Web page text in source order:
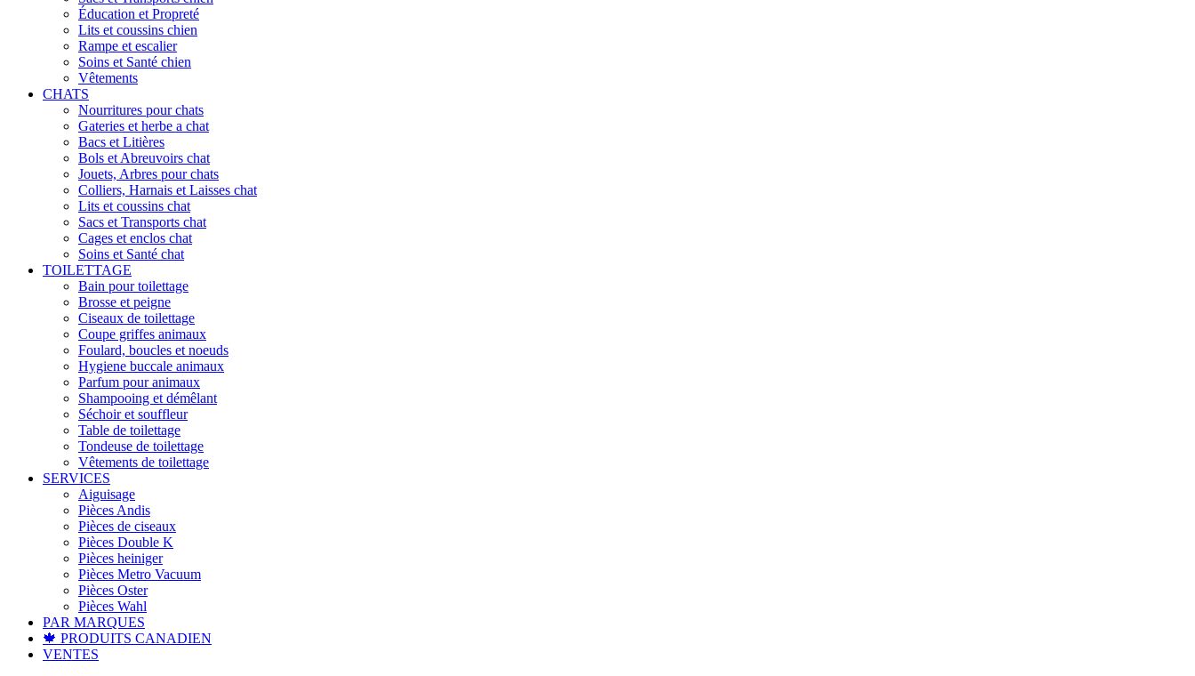
Éducation et Propreté
Lits et coussins chien
Rampe et escalier
Soins et Santé chien
Vêtements
CHATS
Nourritures pour chats
Gateries et herbe a chat
Bacs et Litières
Bols et Abreuvoirs chat
Jouets, Arbres pour chats
Colliers, Harnais et Laisses chat
Lits et coussins chat
Sacs et Transports chat
Cages et enclos chat
Soins et Santé chat
TOILETTAGE
Bain pour toilettage
Brosse et peigne
Ciseaux de toilettage
Coupe griffes animaux
Foulard, boucles et noeuds
Hygiene buccale animaux
Parfum pour animaux
Shampooing et démêlant
Séchoir et souffleur
Table de toilettage
Tondeuse de toilettage
Vêtements de toilettage
SERVICES
Aiguisage
Pièces Andis
Pièces de ciseaux
Pièces Double K
Pièces heiniger
Pièces Metro Vacuum
Pièces Oster
Pièces Wahl
PAR MARQUES
🍁 PRODUITS CANADIEN
VENTES